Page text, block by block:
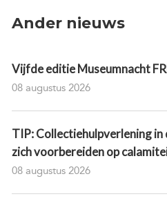
Ander nieuws
Vijfde editie Museumnacht
08 augustus 2026
TIP: Collectiehulpverlening in
zich voorbereiden op
08 augustus 2026